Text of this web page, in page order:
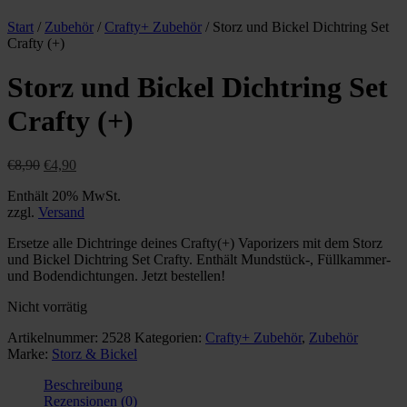
Start / Zubehör / Crafty+ Zubehör / Storz und Bickel Dichtring Set
Crafty (+)
Storz und Bickel Dichtring Set
Crafty (+)
€8,90 Ursprünglicher
war:
€8,90
€4,90
ist:
€4,90.
Enthält 20% MwSt.
zzgl. Versand
Ersetze alle Dichtringe deines Crafty(+) Vaporizers mit dem Storz
und Bickel Dichtring Set Crafty. Enthält Mundstück-, Füllkammer-
und Bodendichtungen. Jetzt bestellen!
Nicht vorrätig
Artikelnummer: 2528 Kategorien: Crafty+ Zubehör, Zubehör
Marke: Storz & Bickel
Beschreibung
Rezensionen (0)